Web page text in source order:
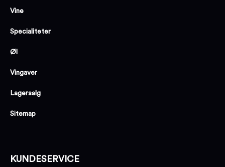
Vine
Specialiteter
Øl
Vingaver
Lagersalg
Sitemap
KUNDESERVICE